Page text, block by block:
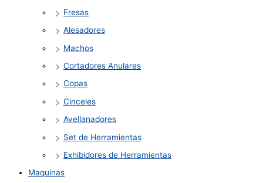
Fresas
Alesadores
Machos
Cortadores Anulares
Copas
Cinceles
Avellanadores
Set de Herramientas
Exhibidores de Herramientas
Maquinas